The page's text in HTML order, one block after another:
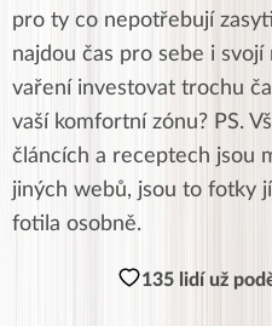
pro ty co nepotřebují
najdou čas pro sebe i
vaření investovat trochu
vaší komfortní zónu? PS.
článcích a receptech jsou
jiných webů, jsou to fotky
fotila osobně.
135 lidí už